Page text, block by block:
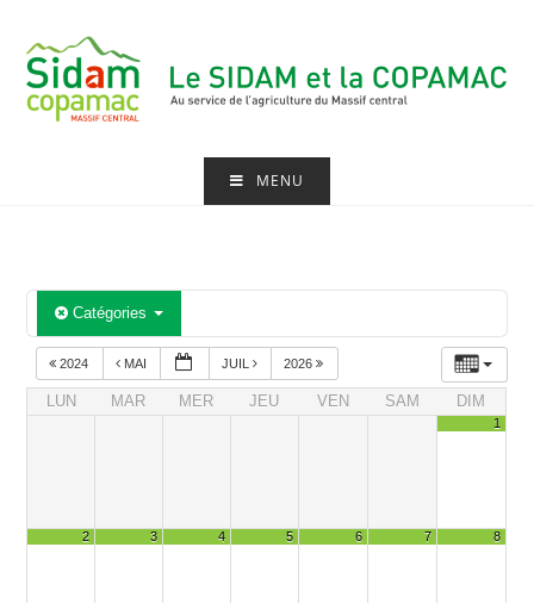
content
MENU
Catégories
2024 MAI JUIL 2026
LUN MAR MER JEU VEN SAM DIM
1
2 3 4 5 6 7 8